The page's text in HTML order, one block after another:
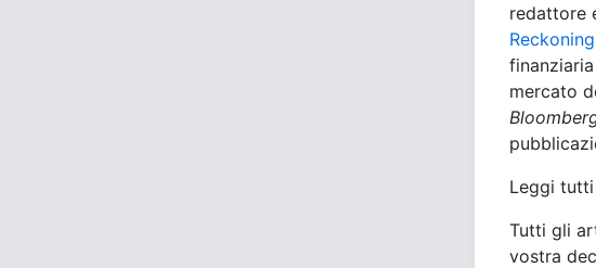
redattore
Reckoning
mercato
Leggi
Tutti gli
vostra